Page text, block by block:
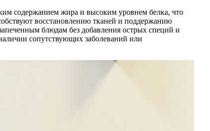
содержанием жира и высоким уровнем белка, что
восстановлению тканей и поддержанию
блюдам без добавления острых специй и
сопутствующих заболеваний или